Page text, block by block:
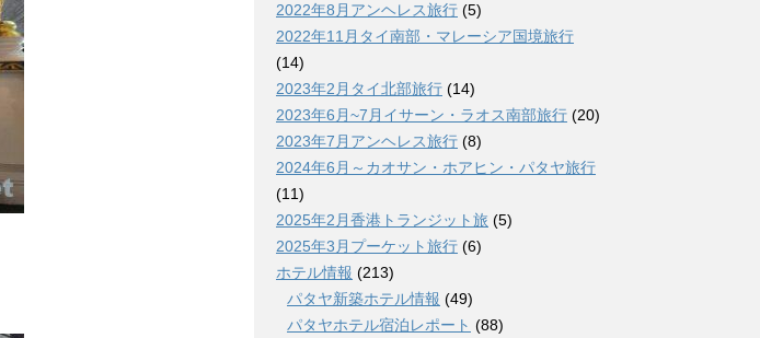
2022年8月アンヘレス旅行 (5)
2022年11月タイ南部・マレーシア国境旅行
(14)
2023年2月タイ北部旅行 (14)
2023年6月~7月イサーン・ラオス南部旅行 (20)
2023年7月アンヘレス旅行 (8)
2024年6月～カオサン・ホアヒン・パタヤ旅行
(11)
2025年2月香港トランジット旅 (5)
2025年3月プーケット旅行 (6)
ホテル情報 (213)
パタヤ新築ホテル情報 (49)
パタヤホテル宿泊レポート (88)